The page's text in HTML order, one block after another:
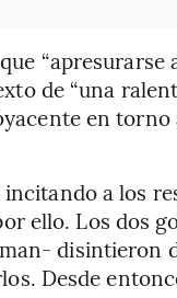
“apresurarse
de “una
en torno
a los
ello. Los dos
disintieron
Desde